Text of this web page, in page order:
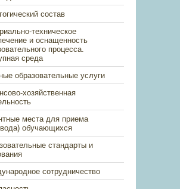
состав
техническое
и оснащенность
процесса.
среда
образовательные услуги
хозяйственная
места для приема
обучающихся
стандарты и
сотрудничество